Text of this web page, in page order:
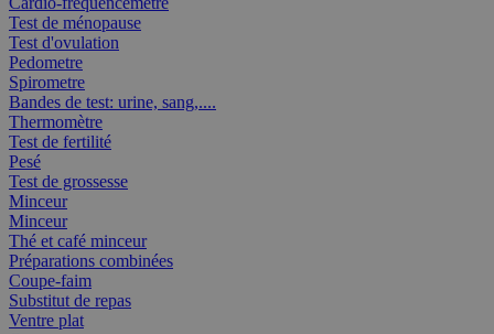
Test de ménopause
Test d'ovulation
Pedometre
Spirometre
Bandes de test: urine, sang,....
Thermomètre
Test de fertilité
Pesé
Test de grossesse
Minceur
Minceur
Thé et café minceur
Préparations combinées
Coupe-faim
Substitut de repas
Ventre plat